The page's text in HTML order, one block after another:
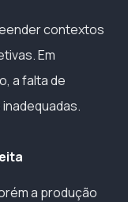
contextos
Em
a falta de
a produção